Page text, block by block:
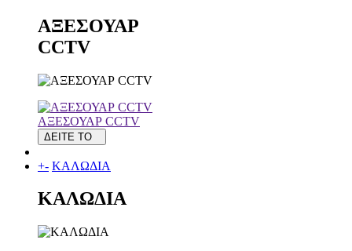
ΑΞΕΣΟΥΑΡ
CCTV
ΑΞΕΣΟΥΑΡ CCTV
ΔΕΙΤΕ ΤΟ
+- ΚΑΛΩΔΙΑ
ΚΑΛΩΔΙΑ